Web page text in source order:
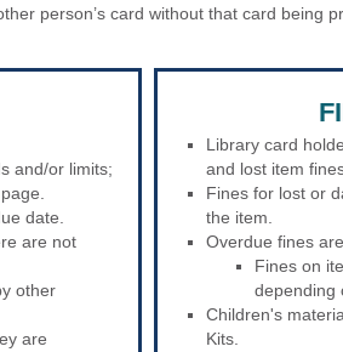
person’s card without that card being
and/or limits;
page.
date.
are not
other
are
Library card
and lost item
Fines for lost or
the item.
Overdue fines
Fines on
depending
Children's
Kits.